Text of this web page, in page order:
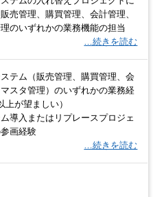
売管理、購買管理、会計管理、
のいずれかの業務機能の担当
…続きを読む
ステム（販売管理、購買管理、会
スタ管理）のいずれかの業務経
上が望ましい）
ム導入またはリプレースプロジェ
画経験
…続きを読む